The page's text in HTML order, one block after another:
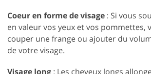
Coeur en forme de visage : Si vous
en valeur vos yeux et vos pommettes,
couper une frange ou ajouter du
de votre visage.
Visage long : Les cheveux longs